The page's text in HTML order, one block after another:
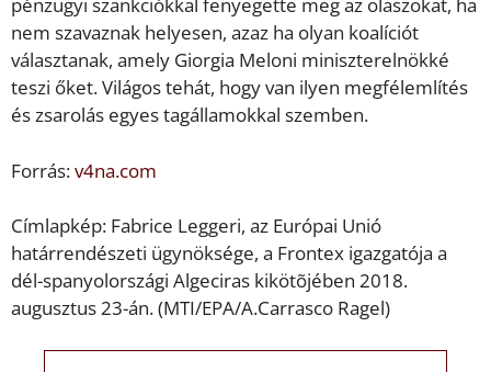
pénzügyi szankciókkal fenyegette meg az olaszokat, ha
nem szavaznak helyesen, azaz ha olyan koalíciót
választanak, amely Giorgia Meloni miniszterelnökké
teszi őket. Világos tehát, hogy van ilyen megfélemlítés
és zsarolás egyes tagállamokkal szemben.
Forrás:v4na.com
Címlapkép: Fabrice Leggeri, az Európai Unió
határrendészeti ügynöksége, a Frontex igazgatója a
dél-spanyolországi Algeciras kikötõjében 2018.
augusztus 23-án. (MTI/EPA/A.Carrasco Ragel)